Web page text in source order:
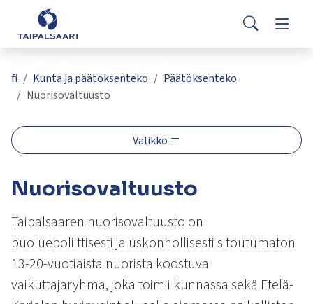
Siirry pääsisältöön
Palaute
Yhteystiedot
Search
Valitse
oleva
tulos
ja
alasnuolilla.
valittuun
hakutulokseen
painamalla
enteriä.
Kosketuslaitteiden
käyttäjät
voivat
Asuminen ja rakentaminen
Opetus ja kasvatus
Hyvinvointi ja terveys
Työ ja yrittäminen
fi Kunta ja päätöksenteko
Päätöksenteko
Nuorisovaltuusto
Valikko
Nuorisovaltuusto
Taipalsaaren nuorisovaltuusto on
puoluepoliittisesti ja uskonnollisesti sitoutumaton
13-20-vuotiaista nuorista koostuva
vaikuttajaryhmä, joka toimii kunnassa sekä Etelä-